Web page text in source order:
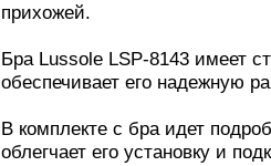
прихожей.
Бра Lussole LSP-8143 имеет
обеспечивает его надежную
В комплекте с бра идет
облегчает его установку и